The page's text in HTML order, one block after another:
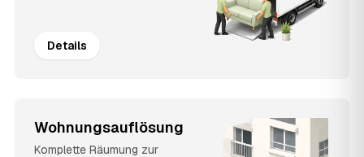
Details
Wohnungsauflösung
Komplette Räumung zur